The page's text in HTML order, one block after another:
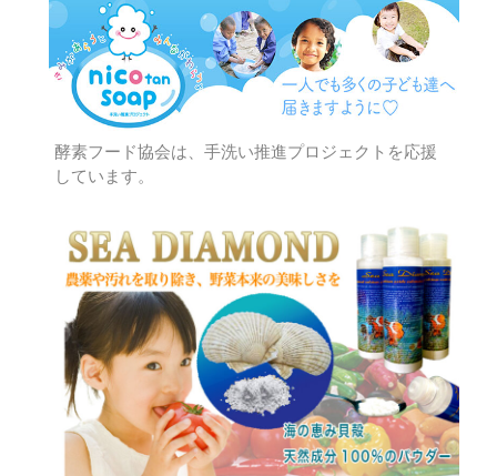
酵素フード協会は、手洗い推進プロジェクトを応援
しています。